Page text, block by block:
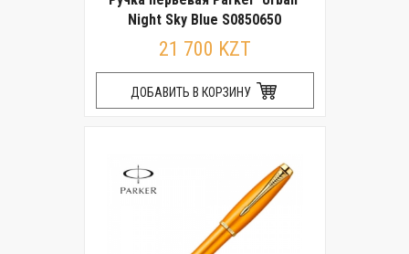
Night Sky Blue S0850650
21 700 KZT
ДОБАВИТЬ В КОРЗИНУ